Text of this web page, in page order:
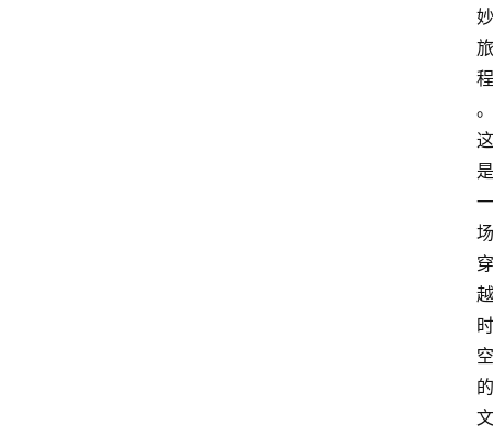
妙
旅
程
。
这
是
一
场
穿
越
时
空
的
文